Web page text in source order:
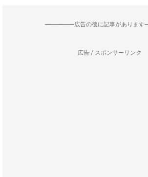
--------------------広告の後に記事があります
広告 / スポンサーリンク